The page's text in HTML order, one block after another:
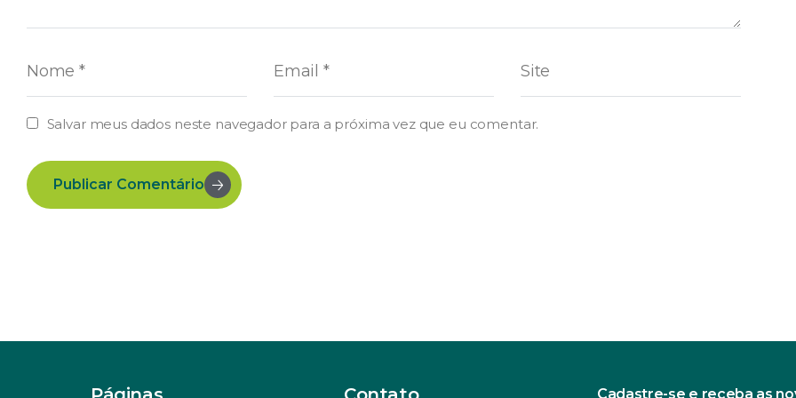
Salvar meus dados neste navegador para a próxima vez que eu comentar.
Publicar Comentário
Cadastre-se e receba as